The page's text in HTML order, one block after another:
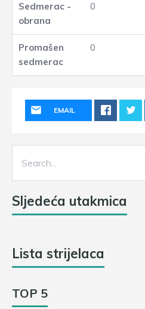
0
0
EMAIL
Sljedeća utakmica
Lista strijelaca
TOP 5